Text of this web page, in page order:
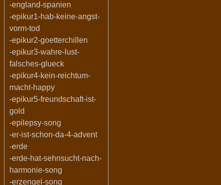
-england-spanien
-epikur1-hab-keine-angst-
vorm-tod
-epikur2-goetterchillen
-epikur3-wahre-lust-
falsches-glueck
-epikur4-kein-reichtum-
macht-happy
-epikur5-freundschaft-ist-
gold
-epilepsy-song
-er-ist-schon-da-4-advent
-erde
-erde-hat-sehnsucht-nach-
harmonie-song
-erzengel-song